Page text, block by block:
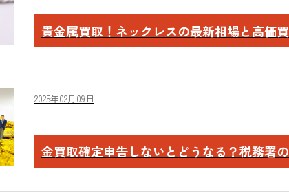
貴金属買取！ネックレスの最新相場と高価
2025年02月09日
金買取確定申告しないとどうなる？税務署